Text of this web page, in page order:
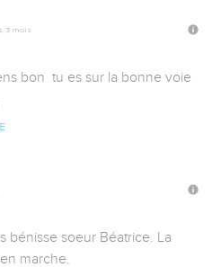
3 mois
bon  tu es sur la bonne voie
bénisse soeur Béatrice. La
marche.